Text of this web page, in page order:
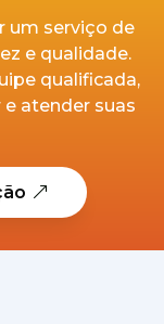
um serviço de
e qualidade.
qualificada,
atender suas